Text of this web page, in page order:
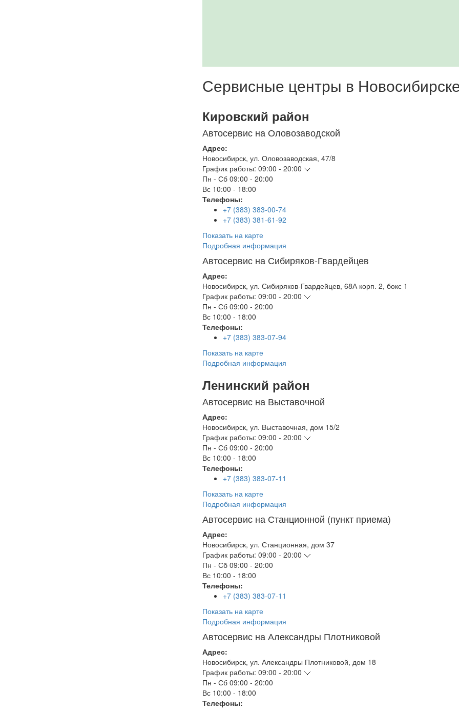
Сервисные центры в
Кировский район
Автосервис на Оловозаводской
Адрес:
Новосибирск, ул. Оловозаводская, 47/8
График работы: 09:00 - 20:00
Пн - Сб 09:00 - 20:00
Вс 10:00 - 18:00
Телефоны:
+7 (383) 383-00-74
+7 (383) 381-61-92
Показать на карте
Подробная информация
Автосервис на Сибиряков-Гвардейцев
Адрес:
Новосибирск, ул. Сибиряков-Гвардейцев, 68А корп. 2, бокс 1
График работы: 09:00 - 20:00
Пн - Сб 09:00 - 20:00
Вс 10:00 - 18:00
Телефоны:
+7 (383) 383-07-94
Показать на карте
Подробная информация
Ленинский район
Автосервис на Выставочной
Адрес:
Новосибирск, ул. Выставочная, дом 15/2
График работы: 09:00 - 20:00
Пн - Сб 09:00 - 20:00
Вс 10:00 - 18:00
Телефоны:
+7 (383) 383-07-11
Показать на карте
Подробная информация
Автосервис на Станционной (пункт приема)
Адрес:
Новосибирск, ул. Станционная, дом 37
График работы: 09:00 - 20:00
Пн - Сб 09:00 - 20:00
Вс 10:00 - 18:00
Телефоны:
+7 (383) 383-07-11
Показать на карте
Подробная информация
Автосервис на Александры Плотниковой
Адрес:
Новосибирск, ул. Александры Плотниковой, дом 18
График работы: 09:00 - 20:00
Пн - Сб 09:00 - 20:00
Вс 10:00 - 18:00
Телефоны: